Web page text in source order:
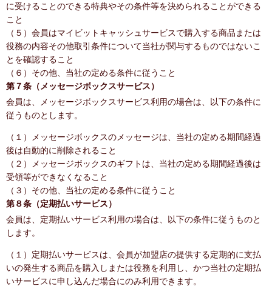
に受けることのできる特典やその条件等を決められることができる
こと
（５）会員はマイビットキャッシュサービスで購入する商品または
役務の内容その他取引条件について当社が関与するものではないこ
とを確認すること
（６）その他、当社の定める条件に従うこと
第７条（メッセージボックスサービス）
会員は、メッセージボックスサービス利用の場合は、以下の条件に
従うものとします。
（１）メッセージボックスのメッセージは、当社の定める期間経過
後は自動的に削除されること
（２）メッセージボックスのギフトは、当社の定める期間経過後は
受領等ができなくなること
（３）その他、当社の定める条件に従うこと
第８条（定期払いサービス）
会員は、定期払いサービス利用の場合は、以下の条件に従うものと
します。
（１）定期払いサービスは、会員が加盟店の提供する定期的に支払
いの発生する商品を購入しまたは役務を利用し、かつ当社の定期払
いサービスに申し込んだ場合にのみ利用できます。